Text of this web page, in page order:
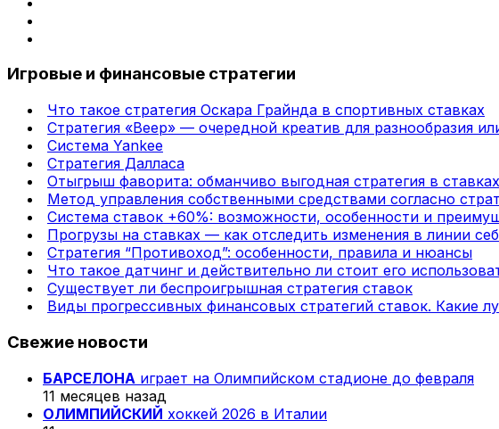
Игровые и финансовые стратегии
Что такое стратегия Оскара Грайнда в спортивных ставках
Стратегия «Веер» — очередной креатив для разнообразия
Система Yankee
Стратегия Далласа
Отыгрыш фаворита: обманчиво выгодная стратегия в
Метод управления собственными средствами согласно
Система ставок +60%: возможности, особенности и
Прогрузы на ставках — как отследить изменения в линии
Стратегия “Противоход”: особенности, правила и нюансы
Что такое датчинг и действительно ли стоит его
Существует ли беспроигрышная стратегия ставок
Виды прогрессивных финансовых стратегий ставок. Какие
Свежие новости
БАРСЕЛОНА играет на Олимпийском стадионе до февраля
11 месяцев назад
ОЛИМПИЙСКИЙ хоккей 2026 в Италии